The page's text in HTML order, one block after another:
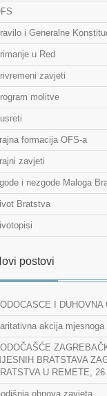
i Generalne
u Red
zavjeti
molitve
formacija OFS-a
zavjeti
i nezgode Maloga
Bratstva
postovi
I DUHOVNA
akcija
BRATSTAVA
U REMETE,
obnova zavjeta